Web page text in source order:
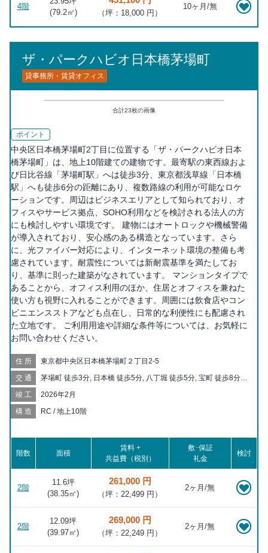
4階
(79.2㎡) （坪：18,000 円）
10ヶ月/無
ザ・パークハビオ日本橋茅場町
貸事務所・賃貸オフィス
合計23枚の画像
ポイント
中央区日本橋茅場町2丁目に位置する「ザ・パークハビオ日本
橋茅場町」は、地上10階建ての建物です。最寄駅の東西線およ
び日比谷線「茅場町駅」へは徒歩3分、東京都浅草線「日本橋
駅」へも徒歩6分の距離にあり、複数路線の利用が可能なロケ
ーションです。周辺はビジネスエリアとして知られており、オ
フィスやサービス拠点、SOHO利用などを検討される法人の方
にも検討しやすい環境です。 建物にはオートロックや機械警備
が導入されており、安心感のある構造となっています。さら
に、光ファイバー対応により、インターネット環境の整備も考
慮されています。耐震性については新耐震基準を満たしてお
り、基準に則った建築がなされています。 マンションタイプで
あることから、オフィス利用のほか、住居とオフィスを兼ねた
使い方も視野に入れることができます。周囲には飲食店やコン
ビニエンスストアなども点在し、日常的な利便性にも配慮され
た立地です。 ご利用用途や詳細な条件等については、お気軽に
お問い合わせください。
住所 東京都中央区日本橋茅場町２丁目2-5
交通
茅場町 徒歩3分, 日本橋 徒歩5分, 八丁堀 徒歩5分, 宝町 徒歩8分,
11分, 東京 徒歩12分, 新富町 徒歩13分, 銀座一丁目 徒歩14分, 大
手町 徒歩14分, 新日本橋 徒歩15分, 小伝馬町 徒歩15分, 築地 徒
19分, 神田 徒歩19分, 馬喰町 徒歩20分, 日比谷 徒歩20分
竣工 2026年2月
構造 RC / 地上10階
階数 面積
賃料 +
共益費（税別）
敷･保証
礼金
検討
2階
11.6坪
(38.35㎡)
261,000 円
（坪：22,499 円）
2ヶ月/無
2階
12.09坪
(39.97㎡)
269,000 円
（坪：22,249 円）
2ヶ月/無